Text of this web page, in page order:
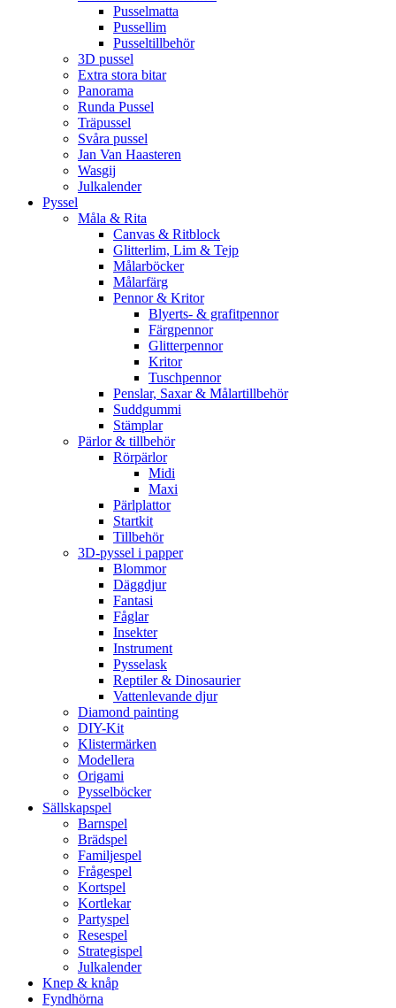
Pusselmatta
Pussellim
Pusseltillbehör
3D pussel
Extra stora bitar
Panorama
Runda Pussel
Träpussel
Svåra pussel
Jan Van Haasteren
Wasgij
Julkalender
Pyssel
Måla & Rita
Canvas & Ritblock
Glitterlim, Lim & Tejp
Målarböcker
Målarfärg
Pennor & Kritor
Blyerts- & grafitpennor
Färgpennor
Glitterpennor
Kritor
Tuschpennor
Penslar, Saxar & Målartillbehör
Suddgummi
Stämplar
Pärlor & tillbehör
Rörpärlor
Midi
Maxi
Pärlplattor
Startkit
Tillbehör
3D-pyssel i papper
Blommor
Däggdjur
Fantasi
Fåglar
Insekter
Instrument
Pysselask
Reptiler & Dinosaurier
Vattenlevande djur
Diamond painting
DIY-Kit
Klistermärken
Modellera
Origami
Pysselböcker
Sällskapspel
Barnspel
Brädspel
Familjespel
Frågespel
Kortspel
Kortlekar
Partyspel
Resespel
Strategispel
Julkalender
Knep & knåp
Fyndhörna